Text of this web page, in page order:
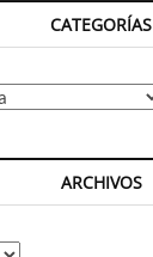
CATEGORÍAS
ARCHIVOS